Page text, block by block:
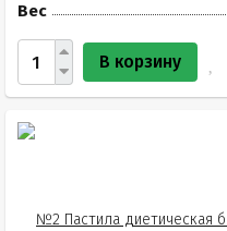
Вес
В корзину